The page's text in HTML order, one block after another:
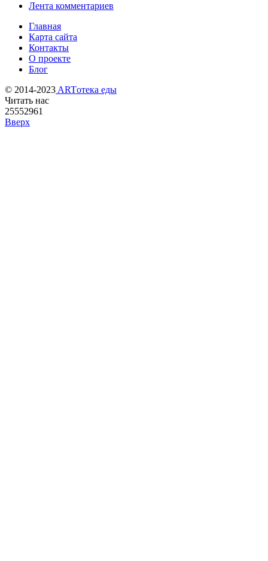
Лента комментариев
Главная
Карта сайта
Контакты
О проекте
Блог
© 2014-2023 ARTотека еды
Читать нас
25552961
Вверх